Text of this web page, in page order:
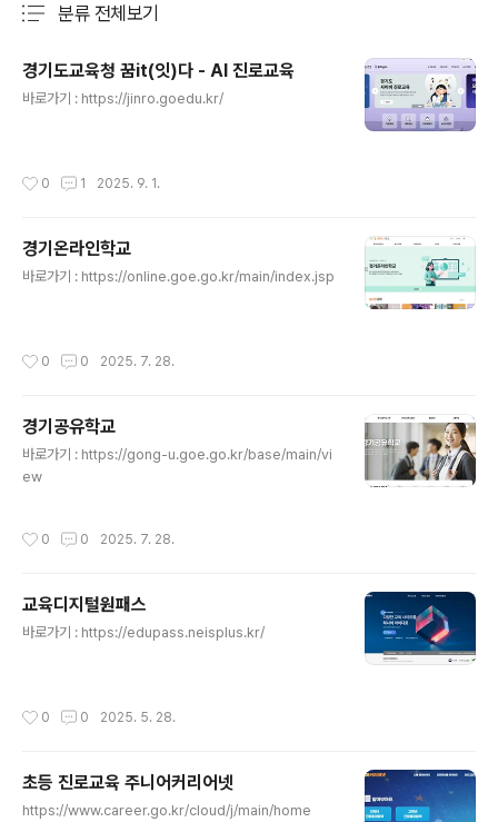
분류 전체보기
경기도교육청 꿈it(잇)다 - AI 진로교육
바로가기 : https://jinro.goedu.kr/
0 1 2025. 9. 1.
경기온라인학교
바로가기 : https://online.goe.go.kr/main/index.jsp
0 0 2025. 7. 28.
경기공유학교
바로가기 : https://gong-u.goe.go.kr/base/main/vi
ew
0 0 2025. 7. 28.
교육디지털원패스
바로가기 : https://edupass.neisplus.kr/
0 0 2025. 5. 28.
초등 진로교육 주니어커리어넷
https://www.career.go.kr/cloud/j/main/home